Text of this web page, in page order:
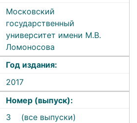
Московский
государственный
университет имени М.В.
Ломоносова
Год издания:
2017
Номер (выпуск):
3
(все выпуски)